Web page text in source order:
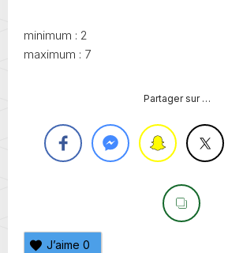
minimum : 2
maximum : 7
Partager sur …
J’aime 0